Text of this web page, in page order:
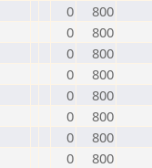
0
800
0
800
0
800
0
800
0
800
0
800
0
800
0
800